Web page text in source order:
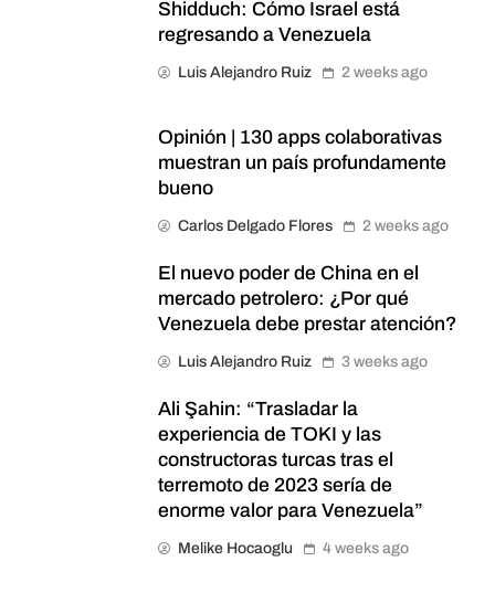
Shidduch: Cómo Israel está
regresando a Venezuela
Luis Alejandro Ruiz 2 weeks ago
Opinión | 130 apps colaborativas
muestran un país profundamente
bueno
Carlos Delgado Flores 2 weeks ago
El nuevo poder de China en el
mercado petrolero: ¿Por qué
Venezuela debe prestar atención?
Luis Alejandro Ruiz 3 weeks ago
Ali Şahin: “Trasladar la
experiencia de TOKI y las
constructoras turcas tras el
terremoto de 2023 sería de
enorme valor para Venezuela”
Melike Hocaoglu 4 weeks ago